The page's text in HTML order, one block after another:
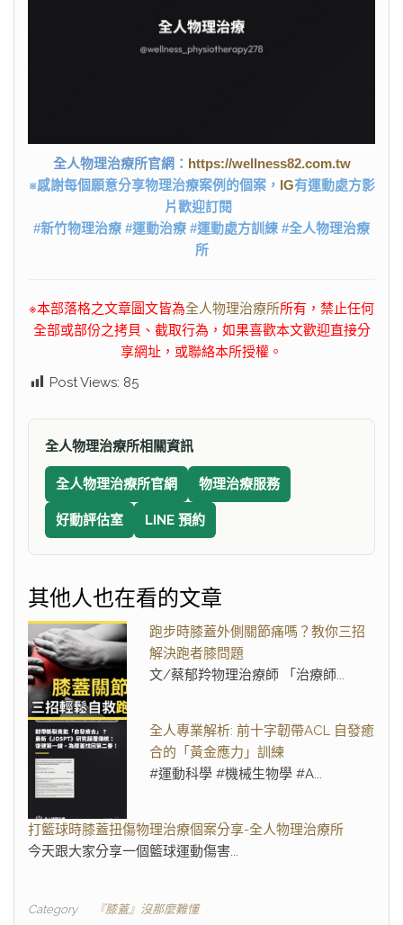
全人物理治療所官網： https://wellness82.com.tw
※感謝每個願意分享物理治療案例的個案， IG有運動處方影
片歡迎訂閱
#新竹物理治療 #運動治療 #運動處方訓練 #全人物理治療
所
※本部落格之文章圖文皆為全人物理治療所所有，禁止任何
全部或部份之拷貝、截取行為，如果喜歡本文歡迎直接分
享網址，或聯絡本所授權。
Post Views: 85
全人物理治療所相關資訊
全人物理治療所官網 物理治療服務
好動評估室 LINE 預約
其他人也在看的文章
跑步時膝蓋外側關節痛嗎？教你三招
解決跑者膝問題
文/蔡郁羚物理治療師 「治療師...
全人專業解析: 前十字韌帶ACL 自發癒
合的「黃金應力」訓練
#運動科學 #機械生物學 #A...
打籃球時膝蓋扭傷物理治療個案分享-全人物理治療所
今天跟大家分享一個籃球運動傷害...
Category 『膝蓋』沒那麼難懂